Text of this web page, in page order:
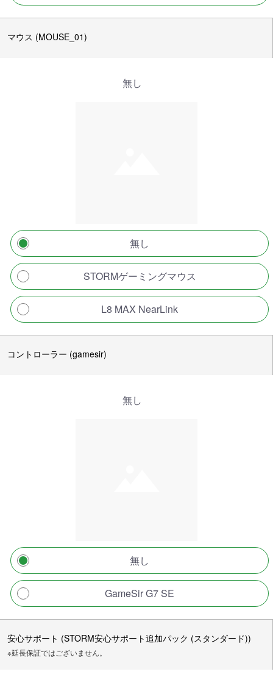
マウス (MOUSE_01)
無し
無し
STORMゲーミングマウス
L8 MAX NearLink
コントローラー (gamesir)
無し
無し
GameSir G7 SE
安心サポート (STORM安心サポート追加パック (スタンダード))
※延長保証ではございません。